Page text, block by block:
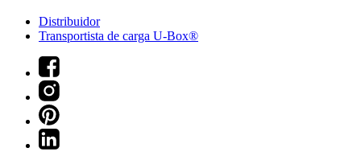
Distribuidor
Transportista de carga U-Box®